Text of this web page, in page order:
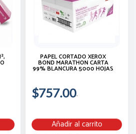
PAPEL CORTADO XEROX
BOND MARATHON CARTA
99% BLANCURA 5000 HOJAS
$757.00
Añadir al carrito